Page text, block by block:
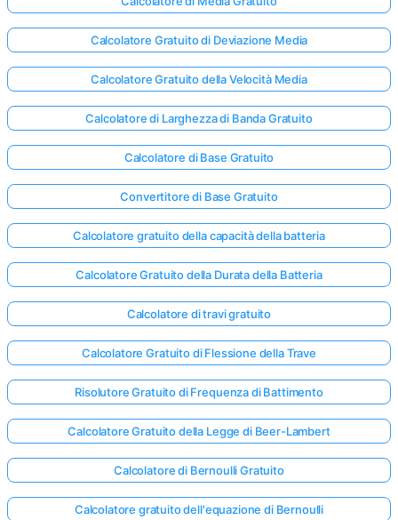
Calcolatore Gratuito di Deviazione Media
Calcolatore Gratuito della Velocità Media
Calcolatore di Larghezza di Banda Gratuito
Calcolatore di Base Gratuito
Convertitore di Base Gratuito
Calcolatore gratuito della capacità della batteria
Calcolatore Gratuito della Durata della Batteria
Calcolatore di travi gratuito
Calcolatore Gratuito di Flessione della Trave
Risolutore Gratuito di Frequenza di Battimento
Calcolatore Gratuito della Legge di Beer-Lambert
Calcolatore di Bernoulli Gratuito
Calcolatore gratuito dell'equazione di Bernoulli